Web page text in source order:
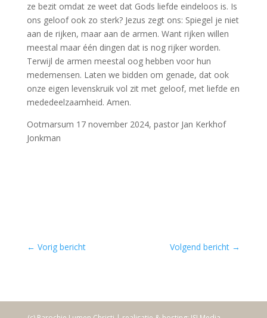
ze bezit omdat ze weet dat Gods liefde eindeloos is. Is
ons geloof ook zo sterk? Jezus zegt ons: Spiegel je niet
aan de rijken, maar aan de armen. Want rijken willen
meestal maar één dingen dat is nog rijker worden.
Terwijl de armen meestal oog hebben voor hun
medemensen. Laten we bidden om genade, dat ook
onze eigen levenskruik vol zit met geloof, met liefde en
mededeelzaamheid. Amen.
Ootmarsum 17 november 2024, pastor Jan Kerkhof
Jonkman
← Vorig bericht Volgend bericht →